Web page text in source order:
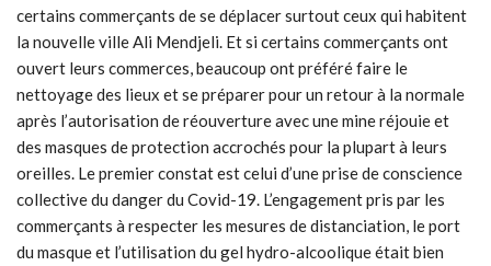
certains commerçants de se déplacer surtout ceux qui habitent
la nouvelle ville Ali Mendjeli. Et si certains commerçants ont
ouvert leurs commerces, beaucoup ont préféré faire le
nettoyage des lieux et se préparer pour un retour à la normale
après l’autorisation de réouverture avec une mine réjouie et
des masques de protection accrochés pour la plupart à leurs
oreilles. Le premier constat est celui d’une prise de conscience
collective du danger du Covid-19. L’engagement pris par les
commerçants à respecter les mesures de distanciation, le port
du masque et l’utilisation du gel hydro-alcoolique était bien